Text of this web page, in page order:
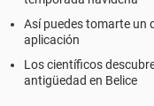
Así puedes tomarte un
aplicación
Los científicos
antigüedad en Belice